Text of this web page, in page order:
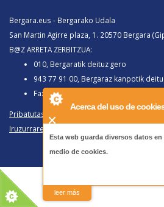
Acerca del uso de
Esta web guarda diversos datos
medio de cookies.
leer más
Bergara.eus - Bergarako Udala
San Martin Agirre plaza, 1. 20570 Bergara
B@Z ARRETA ZERBITZUA:
010, Bergaratik deituz gero
943 77 91 00, Bergaraz kanpotik
Faxa 943 77 91 63
Pribatutasun politika eta lege oharra
Iruzurraren Aurkako Politika